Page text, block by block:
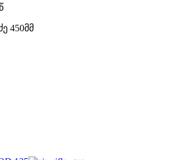
450მმ